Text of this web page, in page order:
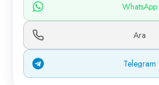
WhatsApp
Ara
Telegram